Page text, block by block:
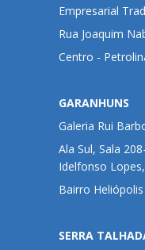
Empresarial
Rua Joaquim
Centro -
GARANHUNS
Galeria Rui
Ala Sul, Sala
Idelfonso
Bairro
SERRA